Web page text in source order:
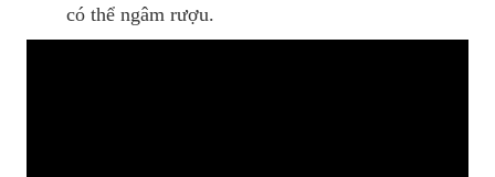
có thể ngâm rượu.